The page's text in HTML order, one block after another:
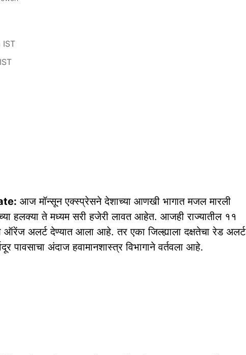
IST
IST
आज मॉन्सून एक्स्प्रेसने देशाच्या आणखी भागात मजल मारली
हलक्या ते मध्यम सरी हजेरी लावत आहेत. आजही राज्यातील ११
ऑरेंज अलर्ट देण्यात आला आहे. तर एका जिल्ह्याला दक्षतेचा रेड अलर्ट
पावसाचा अंदाज हवामानशास्त्र विभागाने वर्तवला आहे.